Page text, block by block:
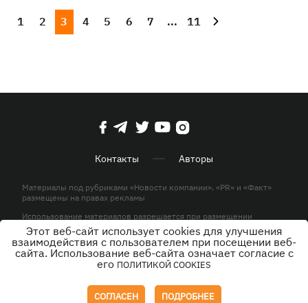
1 2 3 4 5 6 7 ... 11
Контакты Авторы
Материалы под рубриками «Новости компании», «PR» и «Факт»
размещены на правах рекламы
Использование материалов разрешается при размещении
активной гиперссылки на KP.UA в первом абзаце.
© ООО «ЮЛАВ МЕДИА»,2026. Все права защищены.
Этот веб-сайт использует cookies для улучшения
взаимодействия с пользователем при посещении веб-
сайта. Использование веб-сайта означает согласие с
его ПОЛИТИКОЙ COOKIES
СОГЛАСЕН ПОДРОБНЕЕ